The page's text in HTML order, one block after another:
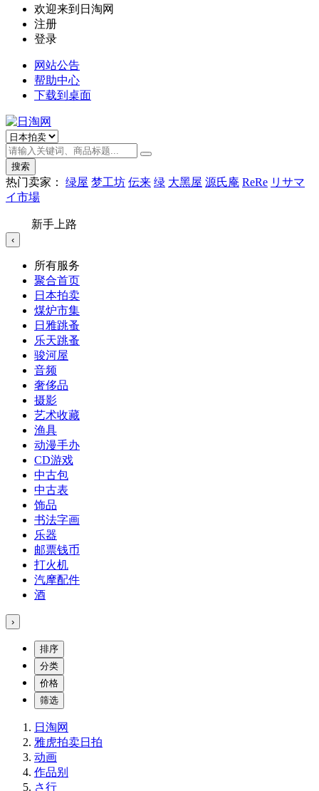
欢迎来到日淘网
注册
登录
网站公告
帮助中心
下载到桌面
搜索
热门卖家： 绿屋 梦工坊 伝来 绿 大黑屋 源氏庵 ReRe リサマ
イ市場
新手上路
‹
所有服务
聚合首页
日本拍卖
煤炉市集
日雅跳蚤
乐天跳蚤
骏河屋
音频
奢侈品
摄影
艺术收藏
渔具
动漫手办
CD游戏
中古包
中古表
饰品
书法字画
乐器
邮票钱币
打火机
汽摩配件
酒
›
排序
分类
价格
筛选
日淘网
雅虎拍卖日拍
动画
作品别
さ行